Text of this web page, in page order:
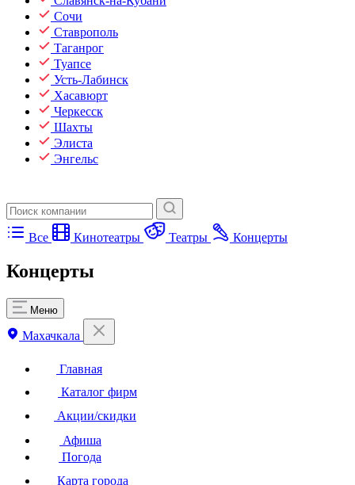
Сочи
Ставрополь
Таганрог
Туапсе
Усть-Лабинск
Хасавюрт
Черкесск
Шахты
Элиста
Энгельс
Все Кинотеатры Театры Концерты
Концерты
Меню
Махачкала
Главная
Каталог фирм
Акции/скидки
Афиша
Погода
Карта города